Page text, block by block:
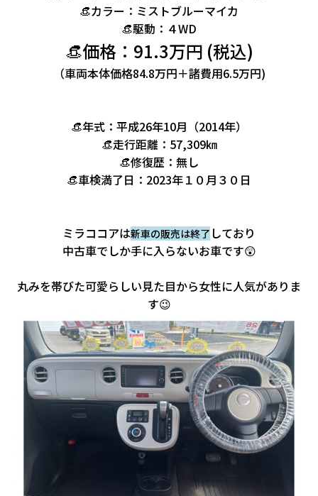
👒カラー：ミストブルーマイカ
👒駆動：４WD
👒価格：91.3万円 (税込)
（車両本体価格84.8万円＋諸費用6.5万円)
👒年式：平成26年10月（2014年）
👒走行距離：57,309㎞
👒修復歴：無し
👒車検満了日：2023年１０月３０日
ミラココアは新車の販売は終了 しており
中古車でしか手に入らないお車です😲
丸みを帯びた可愛らしい見た目から女性に人気がありま
す😉